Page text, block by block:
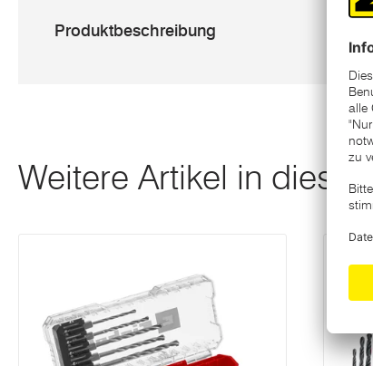
Produktbeschreibung
Weitere Artikel in